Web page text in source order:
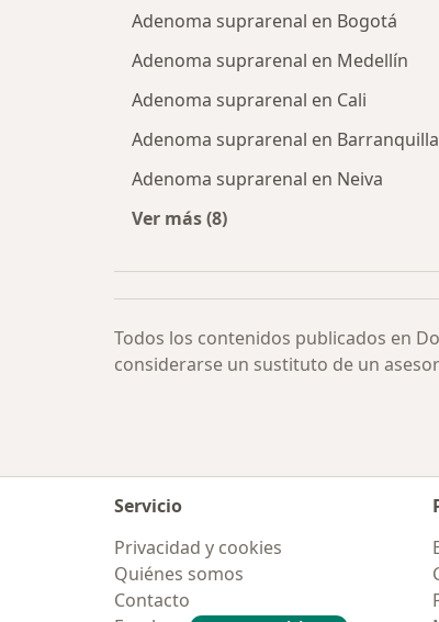
Adenoma suprarenal en Bogotá
Adenoma suprarenal en Medellín
Adenoma suprarenal en Cali
Adenoma suprarenal en Barranquilla
Adenoma suprarenal en Neiva
Ver más (8)
Todos los contenidos publicados en
considerarse un sustituto de un
Servicio
Privacidad y cookies
Quiénes somos
Contacto